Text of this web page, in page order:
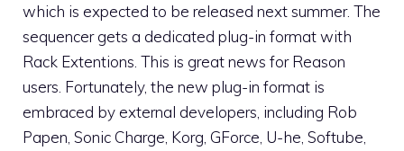
which is expected to be released next summer. The
sequencer gets a dedicated plug-in format with
Rack Extentions. This is great news for Reason
users. Fortunately, the new plug-in format is
embraced by external developers, including Rob
Papen, Sonic Charge, Korg, GForce, U-he, Softube,